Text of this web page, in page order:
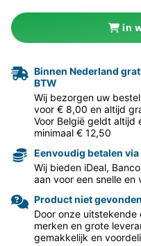
in
Binnen Nederland
BTW
Wij bezorgen uw
voor € 8,00 en altijd
Voor België geldt altijd
minimaal € 12,50
Eenvoudig betalen
Wij bieden iDeal,
aan voor een snelle en
Product niet
Door onze
merken en grote
gemakkelijk en